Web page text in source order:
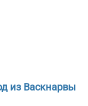
из Васкнарвы